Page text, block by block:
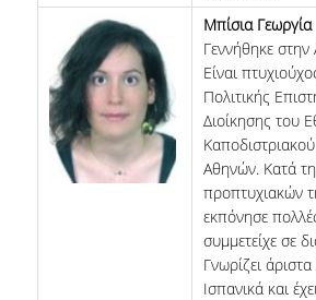
Μπίσια Γεωργία
Γεννήθηκε
Είναι
Πολιτικής
Διοίκησης του
Αθηνών. Κατά
προπτυχιακών
εκπόνησε
συμμετείχε σε
Γνωρίζει
Ισπανικά και